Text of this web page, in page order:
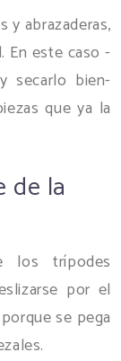
y abrazaderas,
En este caso -
secarlo bien-
que ya la
de la
los trípodes
por el
se pega